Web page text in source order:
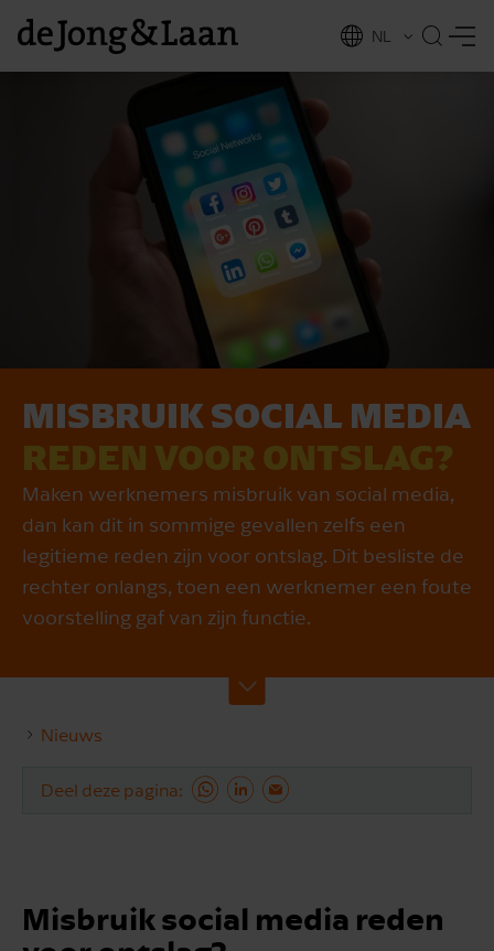
NL
EN
MISBRUIK SOCIAL MEDIA
REDEN VOOR ONTSLAG?
Maken werknemers misbruik van social media,
dan kan dit in sommige gevallen zelfs een
legitieme reden zijn voor ontslag. Dit besliste de
rechter onlangs, toen een werknemer een foute
voorstelling gaf van zijn functie.
Nieuws
Deel deze pagina
Misbruik social media reden